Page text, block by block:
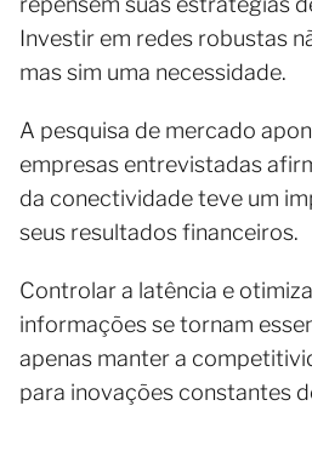
Investir em redes robustas
mas sim uma necessidade.
A pesquisa de mercado
empresas entrevistadas
da conectividade teve um
seus resultados financeiros.
Controlar a latência e
informações se tornam
apenas manter a
para inovações constantes